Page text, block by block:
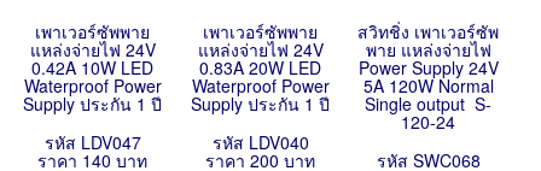
เพาเวอร์ซัพพาย
แหล่งจ่ายไฟ 24V
0.42A 10W LED
Waterproof Power
Supply ประกัน 1 ปี
รหัส LDV047
ราคา 140 บาท
เพาเวอร์ซัพพาย
แหล่งจ่ายไฟ 24V
0.83A 20W LED
Waterproof Power
Supply ประกัน 1 ปี
รหัส LDV040
ราคา 200 บาท
สวิทชิ่ง เพาเวอร์ซัพ
พาย แหล่งจ่ายไฟ
Power Supply 24V
5A 120W Normal
Single output S-
120-24
รหัส SWC068